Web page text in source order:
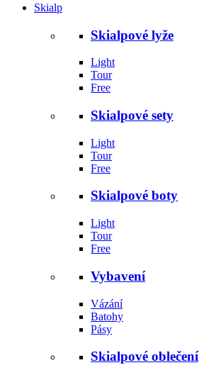
Skialp
Skialpové lyže
Light
Tour
Free
Skialpové sety
Light
Tour
Free
Skialpové boty
Light
Tour
Free
Vybavení
Vázání
Batohy
Pásy
Skialpové oblečení